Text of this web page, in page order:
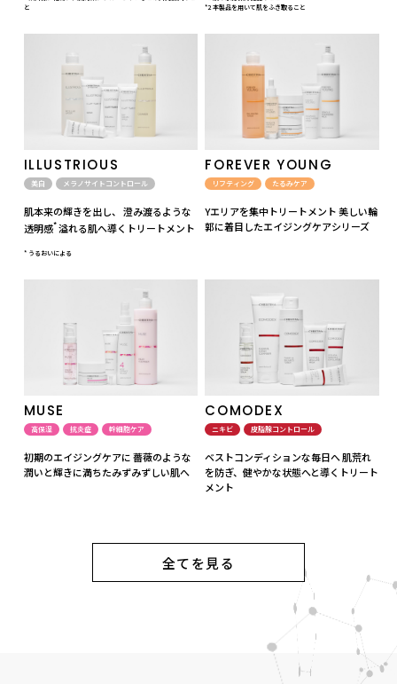
と
*2 本製品を用いて肌をふき取ること
ILLUSTRIOUS
美白 メラノサイトコントロール
肌本来の輝きを出し、 澄み渡るような
透明感*溢れる肌へ導くトリートメント
* うるおいによる
FOREVER YOUNG
リフティング たるみケア
Yエリアを集中トリートメント 美しい輪
郭に着目したエイジングケアシリーズ
MUSE
高保湿 抗炎症 幹細胞ケア
初期のエイジングケアに 薔薇のような
潤いと輝きに満ちたみずみずしい肌へ
COMODEX
ニキビ 皮脂腺コントロール
ベストコンディションな毎日へ 肌荒れ
を防ぎ、健やかな状態へと導くトリート
メント
全てを見る